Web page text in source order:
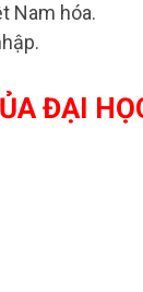
Nam hóa.
ĐẠI